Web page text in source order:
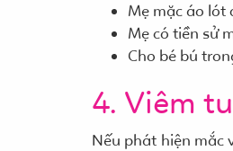
Mẹ mặc áo lót
Mẹ có tiền sử
Cho bé bú
4. Viêm
Nếu phát hiện mắc